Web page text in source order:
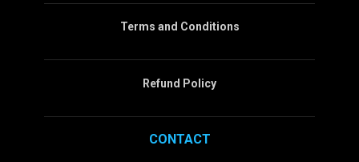
Terms and Conditions
Refund Policy
CONTACT